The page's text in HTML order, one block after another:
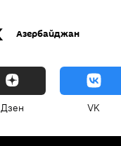
Азербайджан
Дзен VK